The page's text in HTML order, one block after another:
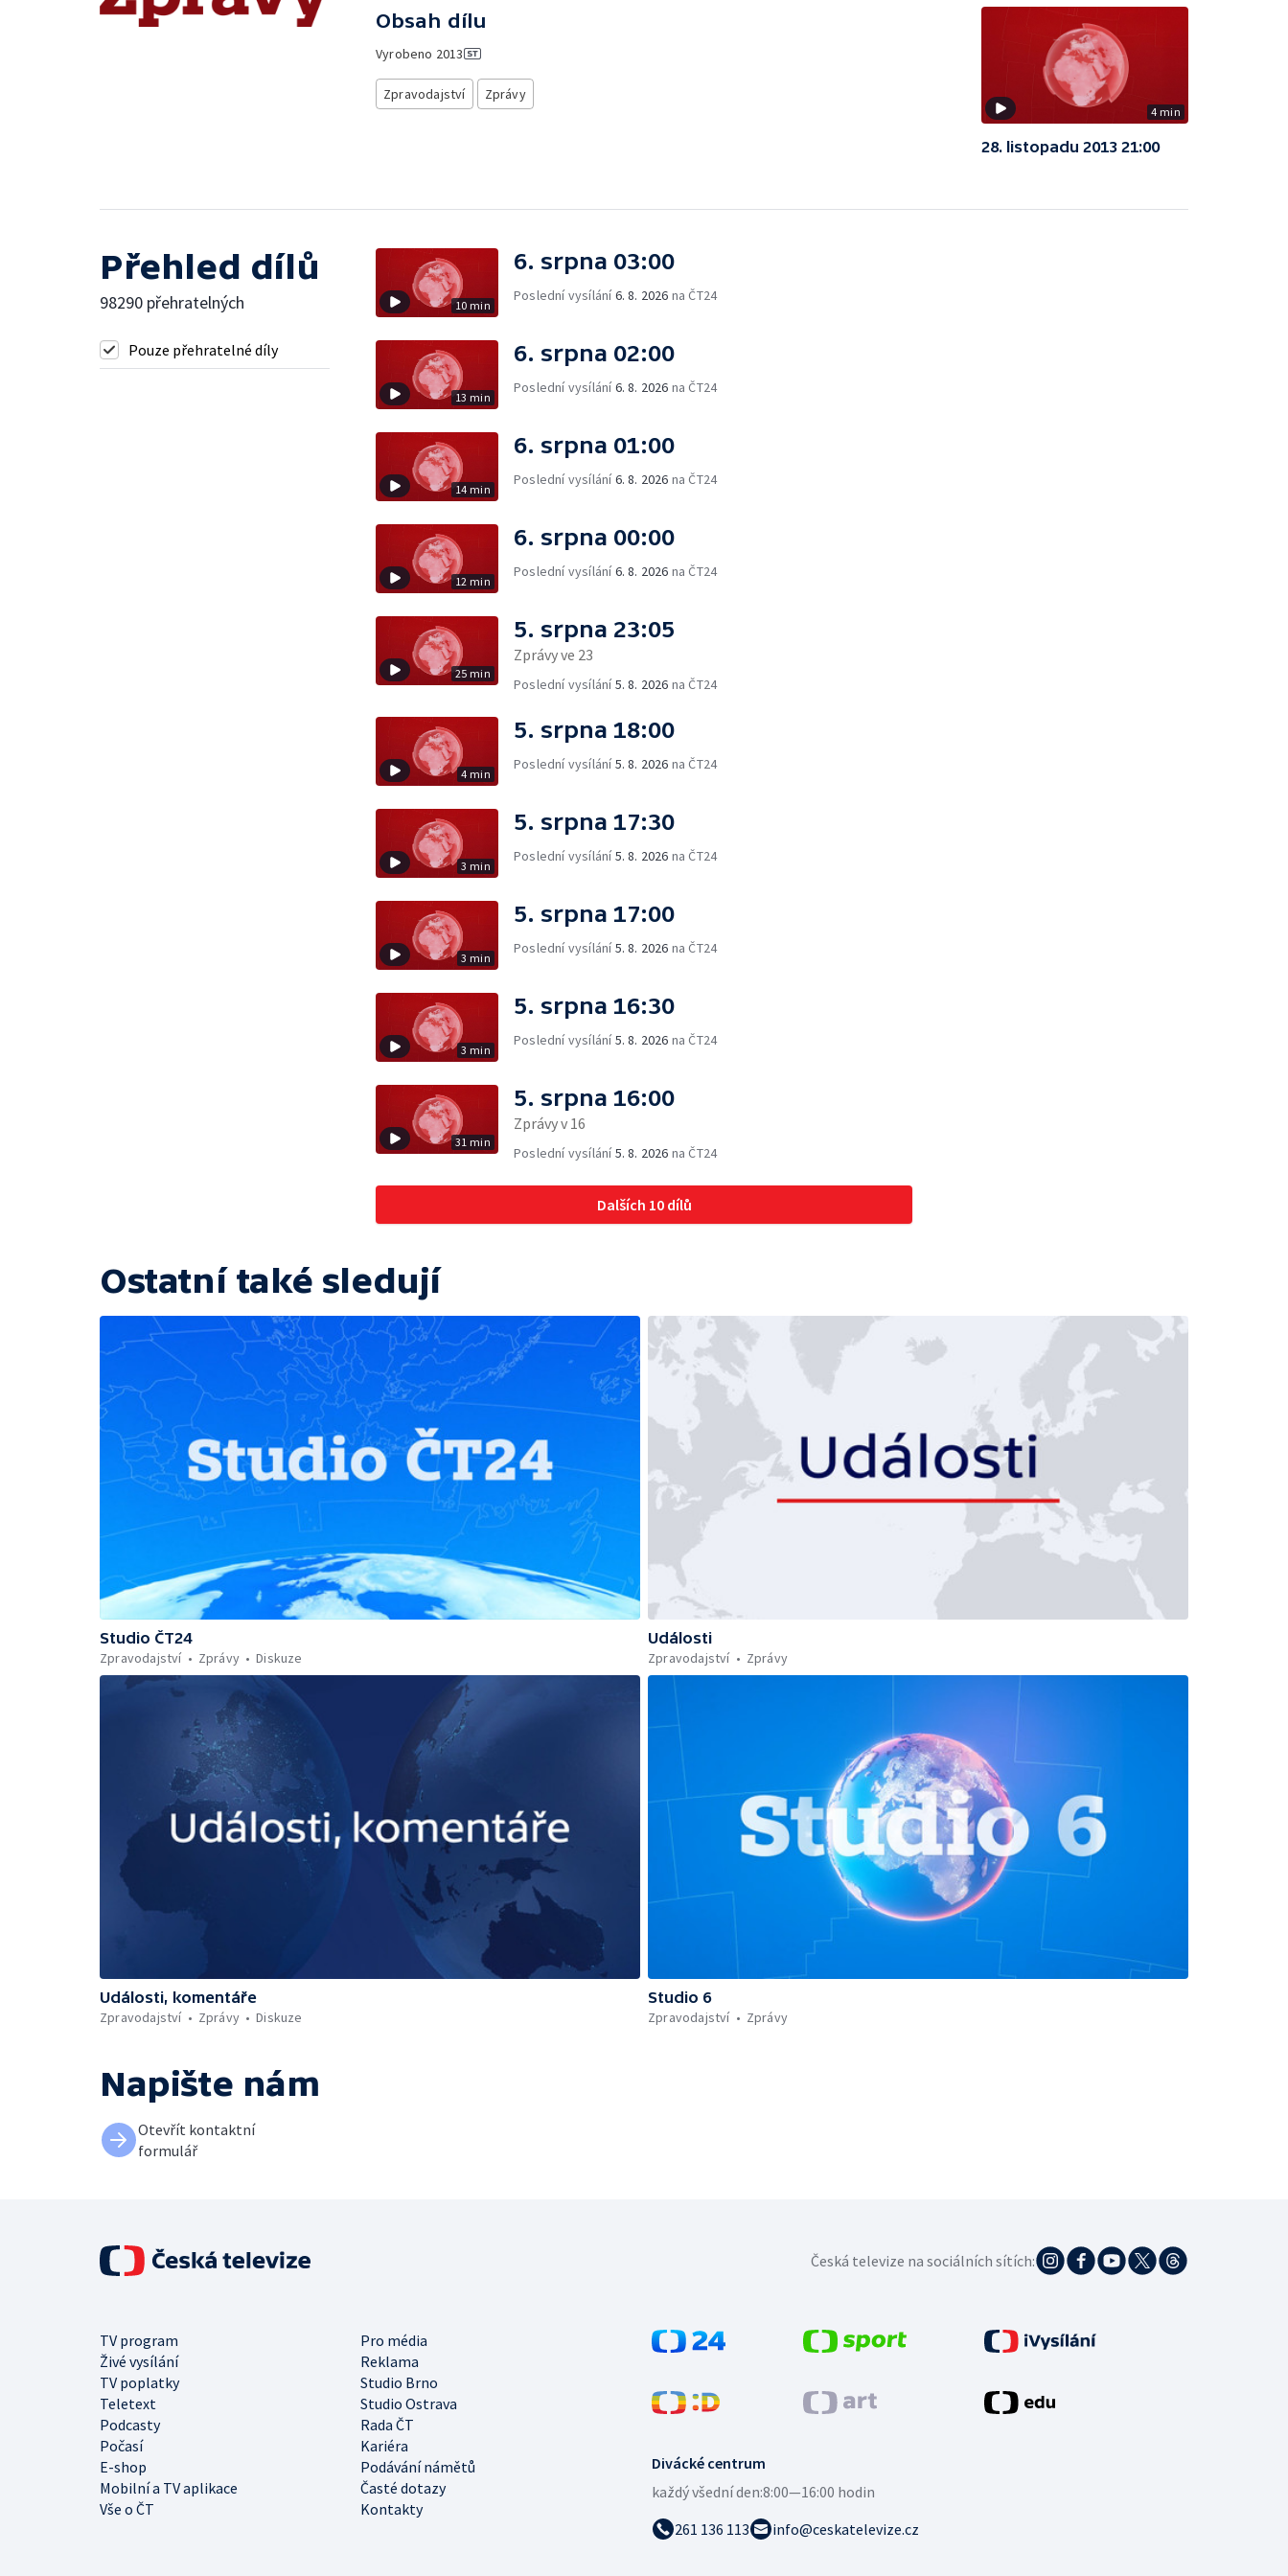
Obsah dílu
Vyrobeno 2013
Zpravodajství Zprávy
4 min
28. listopadu 2013 21:00
Přehled dílů
98290 přehratelných
Pouze přehratelné díly
10 min
6. srpna 03:00
Poslední vysílání6. 8. 2026 na ČT24
13 min
6. srpna 02:00
Poslední vysílání6. 8. 2026 na ČT24
14 min
6. srpna 01:00
Poslední vysílání6. 8. 2026 na ČT24
12 min
6. srpna 00:00
Poslední vysílání6. 8. 2026 na ČT24
25 min
5. srpna 23:05
Zprávy ve 23
Poslední vysílání5. 8. 2026 na ČT24
4 min
5. srpna 18:00
Poslední vysílání5. 8. 2026 na ČT24
3 min
5. srpna 17:30
Poslední vysílání5. 8. 2026 na ČT24
3 min
5. srpna 17:00
Poslední vysílání5. 8. 2026 na ČT24
3 min
5. srpna 16:30
Poslední vysílání5. 8. 2026 na ČT24
31 min
5. srpna 16:00
Zprávy v 16
Poslední vysílání5. 8. 2026 na ČT24
Dalších 10 dílů
Ostatní také sledují
Studio ČT24
Zpravodajství
Zprávy Diskuze
Události
Zpravodajství
Zprávy
Události, komentáře
Zpravodajství
Zprávy Diskuze
Studio 6
Zpravodajství
Zprávy
Napište nám
Otevřít kontaktní
formulář
Divácké centrum
každý všední den:8:00—16:00 hodin
261 136 113
info@ceskatelevize.cz
TV program
Pro média
Živé vysílání
Reklama
TV poplatky
Studio Brno
Teletext
Studio Ostrava
Podcasty
Rada ČT
Počasí
Kariéra
E-shop
Podávání námětů
Mobilní a TV aplikace
Časté dotazy
Vše o ČT
Kontakty
Česká televize na sociálních sítích: